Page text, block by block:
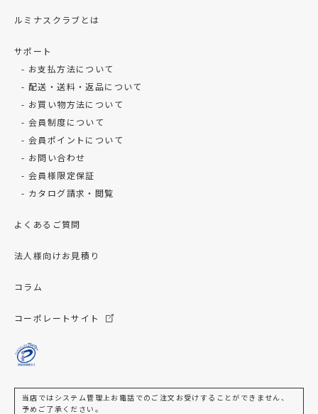
ルミナスクラブとは
サポート
お支払方法について
配送・送料・返品について
お買い物方法について
会員制度について
会員ポイントについて
お問い合わせ
会員様限定保証
カタログ請求・閲覧
よくあるご質問
法人様向けお見積り
コラム
コーポレートサイト
当店ではシステム管理上お電話でのご注文お受けすることができません、
予めご了承ください。